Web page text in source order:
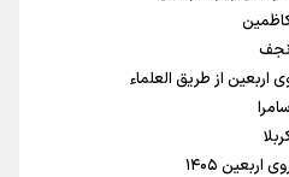
نجف
اربعین از طریق العلماء
۱۴۰۵